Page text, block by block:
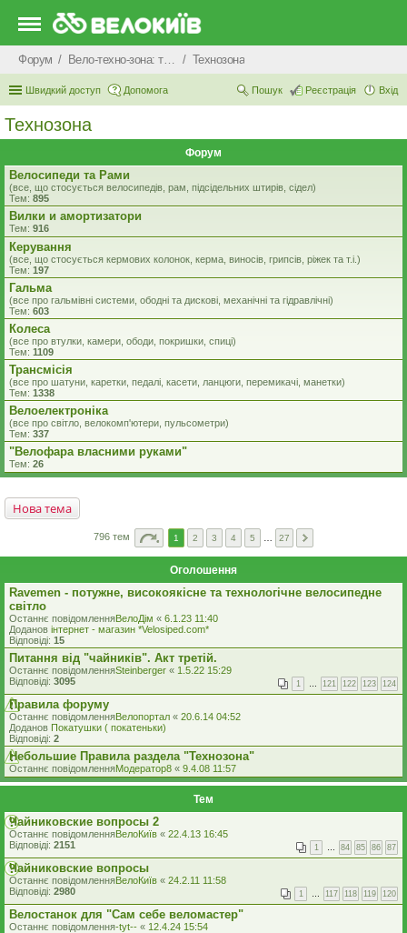
Форум Вело-техно-зона: технічні питання та консультації Технозона
Швидкий доступ Допомога Вхід
Реєстрація
Пошук
Технозона
Форум
Велосипеди та Рами
(все, що стосується велосипедів, рам, підсідельних штирів, сідел)
Тем: 895
Вилки и амортизатори
Тем: 916
Керування
(все, що стосується кермових колонок, керма, виносів, грипсів, ріжек та т.і.)
Тем: 197
Гальма
(все про гальмівні системи, ободні та дискові, механічні та гідравлічні)
Тем: 603
Колеса
(все про втулки, камери, ободи, покришки, спиці)
Тем: 1109
Трансмісія
(все про шатуни, каретки, педалі, касети, ланцюги, перемикачі, манетки)
Тем: 1338
Велоелектроніка
(все про світло, велокомп'ютери, пульсометри)
Тем: 337
"Велофара власними руками"
Тем: 26
Нова тема
796 тем 1 2 3 4 5 27
Оголошення
Ravemen - потужне, високоякісне та технологічне велосипедне
світло
Останнє повідомленняВелоДім « 6.1.23 11:40
Доданов iнтернет - магазин *Velosiped.com*
Відповіді: 15
Питання від "чайників". Акт третій.
Останнє повідомленняSteinberger « 1.5.22 15:29
Відповіді: 3095 1 … 121 122 123 124
Правила форуму
Останнє повідомленняВелопортал « 20.6.14 04:52
Доданов Покатушки ( покатеньки)
Відповіді: 2
Небольшие Правила раздела "Технозона"
Останнє повідомленняМодератор8 « 9.4.08 11:57
Тем
Чайниковские вопросы 2
Останнє повідомленняВелоКиїв « 22.4.13 16:45
Відповіді: 2151 1 … 84 85 86 87
Чайниковские вопросы
Останнє повідомленняВелоКиїв « 24.2.11 11:58
Відповіді: 2980 1 … 117 118 119 120
Велостанок для "Сам себе веломастер"
Останнє повідомлення-tyt-- « 12.4.24 15:54